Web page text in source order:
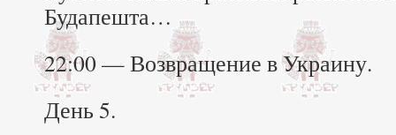
Будапешта…
22:00 — Возвращение в Украину.
День 5.